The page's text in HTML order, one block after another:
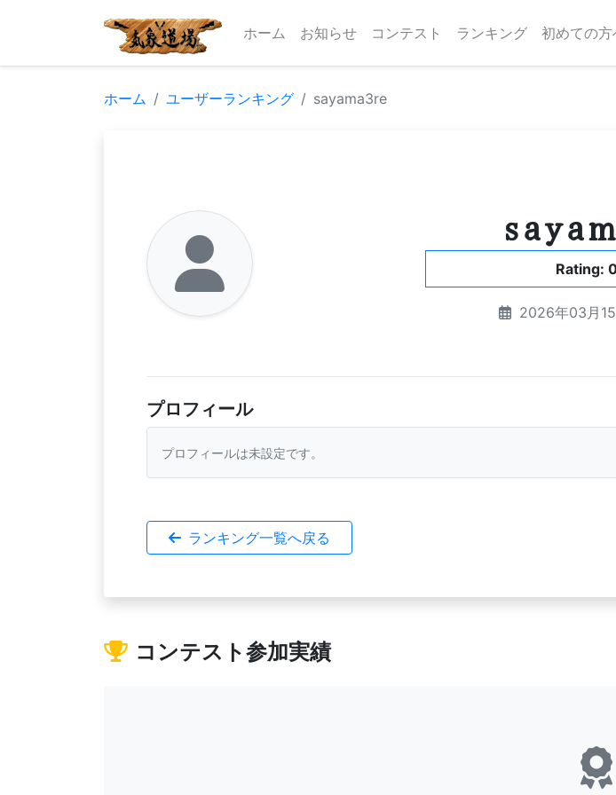
ホーム お知らせ コンテスト ランキング 初めての方
ホーム ユーザーランキング sayama3re
Rating:
2026年03月
プロフィール
プロフィールは未設定です。
ランキング一覧へ戻る
コンテスト参加実績